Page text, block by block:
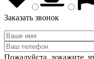
Заказать звонок
Пожалуйста, докажите,